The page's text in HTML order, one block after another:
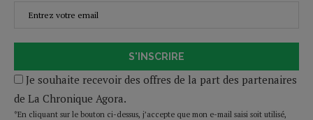
S'INSCRIRE
Je souhaite recevoir des offres de la part des partenaires
de La Chronique Agora.
*En cliquant sur le bouton ci-dessus, j’accepte que mon e-mail saisi soit utilisé,